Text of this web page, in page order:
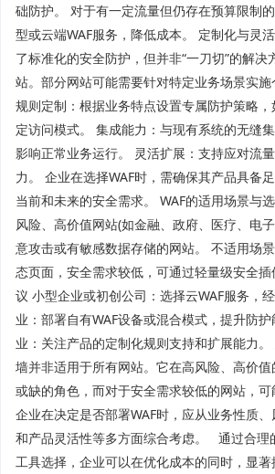
础防护。 对于有一定流量但仍存在预算限制
型或云端WAF服务，降低成本。 定制化与灵
了标准化的安全防护，但并非“一刀切”的解决
站。部分网站可能需要针对特定业务场景实施
规则定制：根据业务特点设置专属防护策略
定访问模式。 集成能力：与现有系统的无缝
影响正常业务运行。 灵活扩展：支持应对流
力。 企业在选择WAF时，需确保其产品具备
当前和未来的安全需求。 WAF的适用场景与
风险、高价值网站(如金融、政府、医疗、电
意攻击或有敏感数据存储的网站。 不适用场
态页面，安全需求较低，可通过轻量级安全
议 小型企业或初创公司：选择云WAF服务，
业：部署自有WAF设备或混合模式，提升防
业：关注产品的定制化规则支持和扩展能力
墙并非适用于所有网站。它在高风险、高价
或缺的角色，而对于安全需求较低的网站，可
企业在决定是否部署WAF时，应从业务性质
和产品灵活性等多方面综合考虑。 通过合理
工具选择，企业可以在优化成本的同时，显著